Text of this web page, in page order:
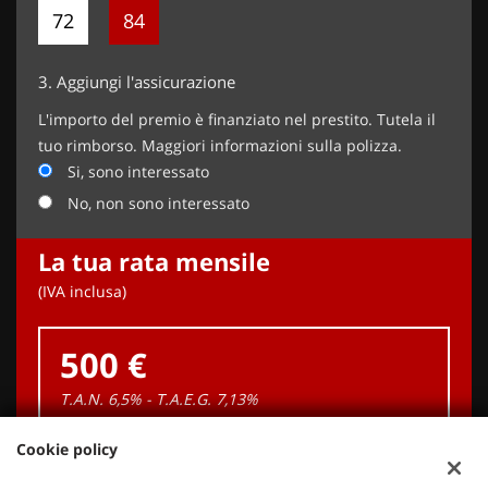
72 84
3. Aggiungi l'assicurazione
L'importo del premio è finanziato nel prestito. Tutela il
tuo rimborso. Maggiori informazioni sulla polizza.
Si, sono interessato
No, non sono interessato
La tua rata mensile
(IVA inclusa)
500 €
T.A.N. 6,5% - T.A.E.G. 7,13%
33.450
Cookie policy